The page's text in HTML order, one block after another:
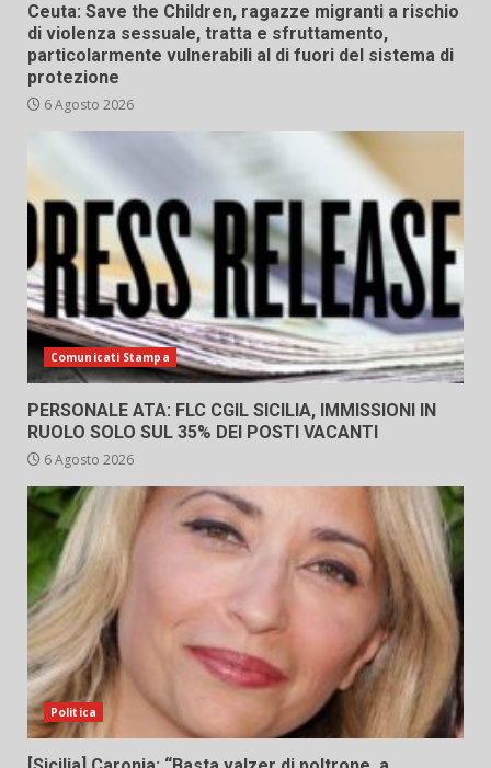
Ceuta: Save the Children, ragazze migranti a rischio
di violenza sessuale, tratta e sfruttamento,
particolarmente vulnerabili al di fuori del sistema di
protezione
6 Agosto 2026
Comunicati Stampa
PERSONALE ATA: FLC CGIL SICILIA, IMMISSIONI IN
RUOLO SOLO SUL 35% DEI POSTI VACANTI
6 Agosto 2026
Politica